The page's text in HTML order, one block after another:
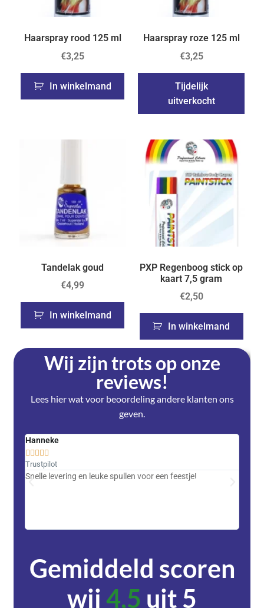
Haarspray rood 125 ml
€3,25
In winkelmand
Haarspray roze 125 ml
€3,25
Tijdelijk
uitverkocht
Tandelak goud
€4,99
In winkelmand
PXP Regenboog stick op
kaart 7,5 gram
€2,50
In winkelmand
Wij zijn trots op onze
reviews!
Lees hier wat voor beoordeling andere klanten ons
geven.
Hanneke
    
Trustpilot
Snelle levering en leuke spullen voor een feestje!
Gemiddeld scoren
wij4,5 uit 5